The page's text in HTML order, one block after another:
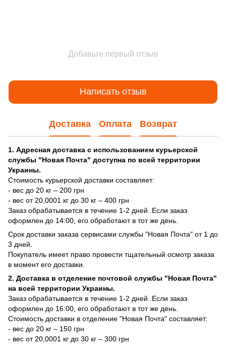
Добавьте первый отзыв
Написать отзыв
Доставка Оплата Возврат
1. Адресная доставка с использованием курьерской
службы "Новая Почта" доступна по всей территории
Украины.
Стоимость курьерской доставки составляет:
- вес до 20 кг – 200 грн
- вес от 20,0001 кг до 30 кг – 400 грн
Заказ обрабатывается в течение 1-2 дней. Если заказ
оформлен до 14:00, его обработают в тот же день.
Срок доставки заказа сервисами службы "Новая Почта" от 1 до
3 дней.
Покупатель имеет право провести тщательный осмотр заказа
в момент его доставки.
2. Доставка в отделение почтовой службы "Новая Почта"
на всей территории Украины.
Заказ обрабатывается в течение 1-2 дней. Если заказ
оформлен до 16:00, его обработают в тот же день.
Стоимость доставки в отделение "Новая Почта" составляет:
- вес до 20 кг – 150 грн
- вес от 20,0001 кг до 30 кг – 300 грн